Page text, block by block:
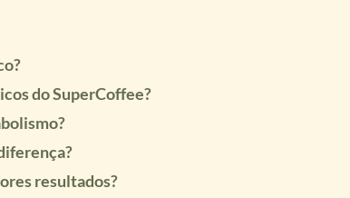
do SuperCoffee?
resultados?